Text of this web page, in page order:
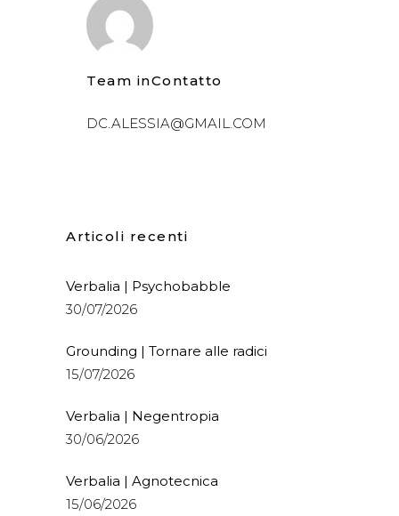
Team inContatto
DC.ALESSIA@GMAIL.COM
Articoli recenti
Verbalia | Psychobabble
30/07/2026
Grounding | Tornare alle radici
15/07/2026
Verbalia | Negentropia
30/06/2026
Verbalia | Agnotecnica
15/06/2026